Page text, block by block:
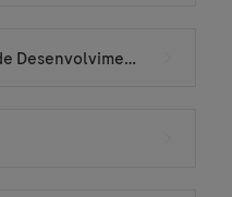
Programas Vocacionais e de Desenvolvimento